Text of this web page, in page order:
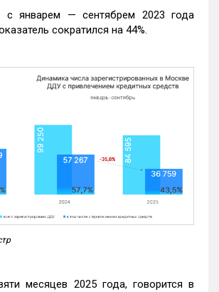
с январем — сентябрем 2023 года
сократился на 44%.
месяцев 2025 года, говорится в